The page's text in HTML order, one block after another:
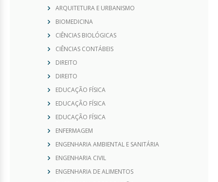
ARQUITETURA E URBANISMO
BIOMEDICINA
CIÊNCIAS BIOLÓGICAS
CIÊNCIAS CONTÁBEIS
DIREITO
DIREITO
EDUCAÇÃO FÍSICA
EDUCAÇÃO FÍSICA
EDUCAÇÃO FÍSICA
ENFERMAGEM
ENGENHARIA AMBIENTAL E SANITÁRIA
ENGENHARIA CIVIL
ENGENHARIA DE ALIMENTOS